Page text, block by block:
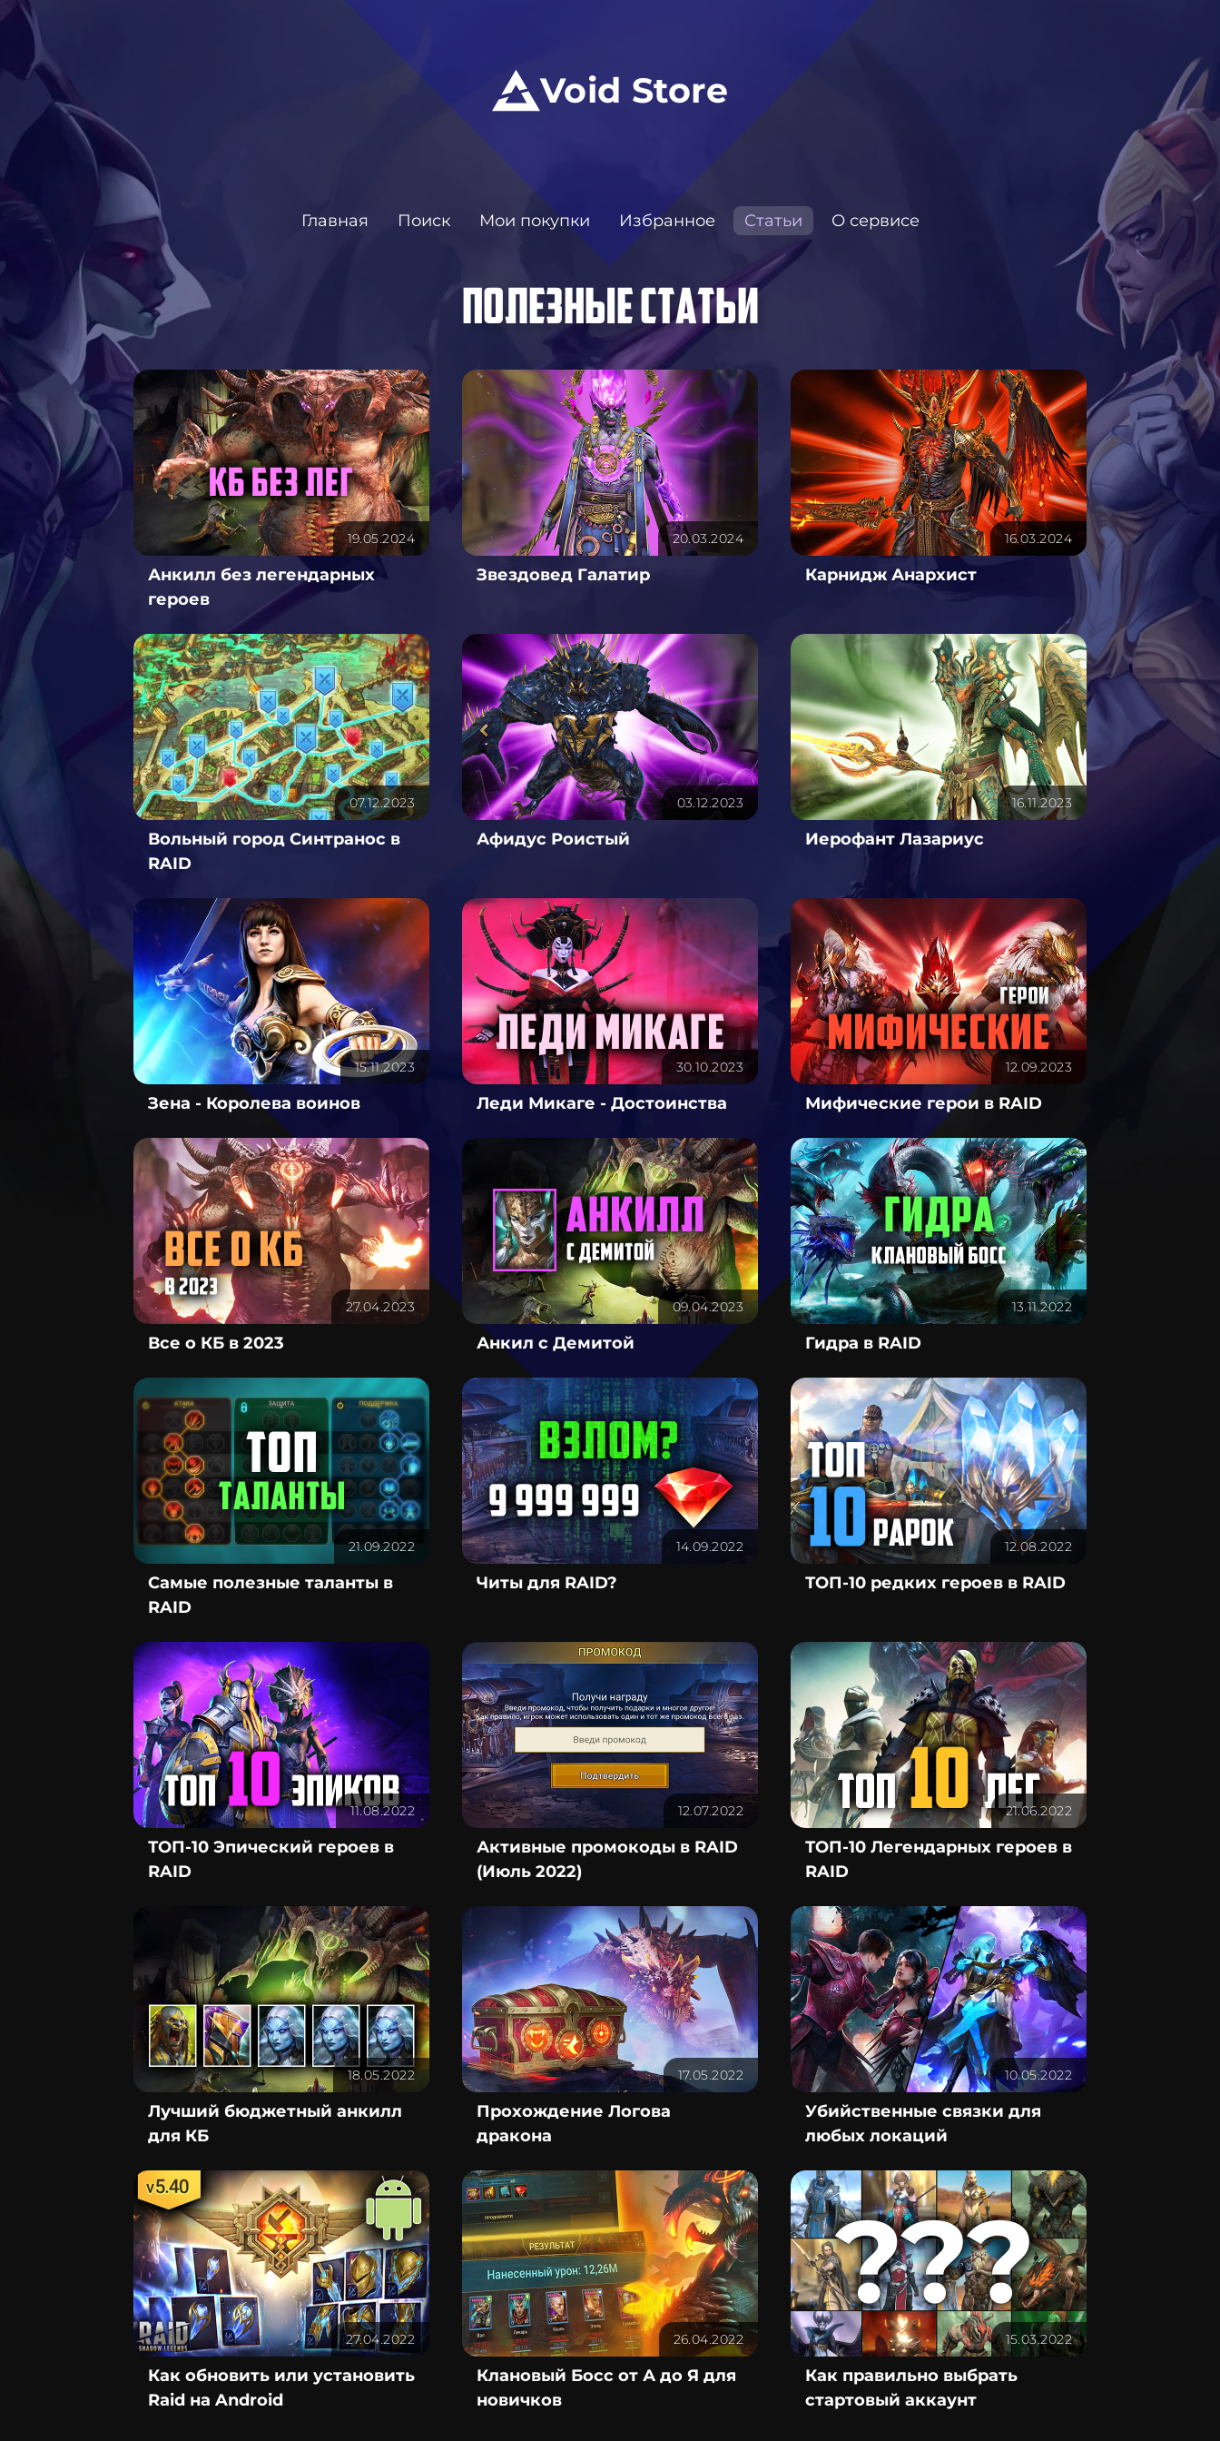
Void Store
Главная Поиск Мои покупки Избранное Статьи О сервисе
ПОЛЕЗНЫЕ СТАТЬИ
19.05.2024
Анкилл без легендарных
героев
20.03.2024
Звездовед Галатир
16.03.2024
Карнидж Анархист
07.12.2023
Вольный город Синтранос в
RAID
03.12.2023
Афидус Роистый
16.11.2023
Иерофант Лазариус
15.11.2023
Зена - Королева воинов
30.10.2023
Леди Микаге - Достоинства
12.09.2023
Мифические герои в RAID
27.04.2023
Все о КБ в 2023
09.04.2023
Анкил с Демитой
13.11.2022
Гидра в RAID
21.09.2022
Самые полезные таланты в
RAID
14.09.2022
Читы для RAID?
12.08.2022
ТОП-10 редких героев в RAID
11.08.2022
ТОП-10 Эпический героев в
RAID
12.07.2022
Активные промокоды в RAID
(Июль 2022)
21.06.2022
ТОП-10 Легендарных героев в
RAID
18.05.2022
Лучший бюджетный анкилл
для КБ
17.05.2022
Прохождение Логова
дракона
10.05.2022
Убийственные связки для
любых локаций
27.04.2022
Как обновить или установить
Raid на Android
26.04.2022
Клановый Босс от А до Я для
новичков
15.03.2022
Как правильно выбрать
стартовый аккаунт